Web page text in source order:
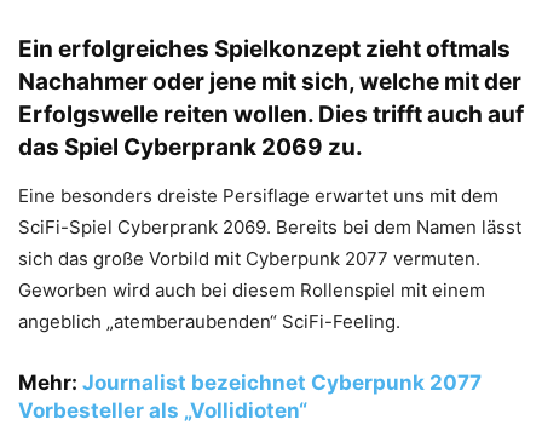
Ein erfolgreiches Spielkonzept zieht oftmals
Nachahmer oder jene mit sich, welche mit der
Erfolgswelle reiten wollen. Dies trifft auch auf
das Spiel Cyberprank 2069 zu.
Eine besonders dreiste Persiflage erwartet uns mit dem
SciFi-Spiel Cyberprank 2069. Bereits bei dem Namen lässt
sich das große Vorbild mit Cyberpunk 2077 vermuten.
Geworben wird auch bei diesem Rollenspiel mit einem
angeblich „atemberaubenden“ SciFi-Feeling.
Mehr: Journalist bezeichnet Cyberpunk 2077
Vorbesteller als „Vollidioten“